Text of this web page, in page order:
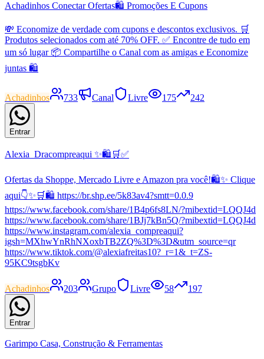
Achadinhos Conectar Ofertas🛍 Promoções E Cupons
💸 Economize de verdade com cupons e descontos exclusivos. 🛒
Produtos selecionados com até 70% OFF. ✅ Encontre de tudo em
um só lugar 📦 Compartilhe o Canal com as amigas e Economize
juntas 🛍
Achadinhos 733 Canal Livre 175 242
Entrar
Alexia_Dracompreaqui ✨🛍️🛒✅
Ofertas da Shoppe, Mercado Livre e Amazon pra você!🛍️✨ Clique
aqui👇✨🛒🛍️ https://br.shp.ee/5k83av4?smtt=0.0.9
https://www.facebook.com/share/1B4p6fs8LN/?mibextid=LQQJ4d
https://www.facebook.com/share/1BJj7kBn5Q/?mibextid=LQQJ4d
https://www.instagram.com/alexia_compreaqui?
igsh=MXhwYnRhNXoxbTB2ZQ%3D%3D&utm_source=qr
https://www.tiktok.com/@alexiafreitas10?_r=1&_t=ZS-
95KC9tsgbKv
Achadinhos 203 Grupo Livre 58 197
Entrar
Garimpo Casa, Construção & Ferramentas